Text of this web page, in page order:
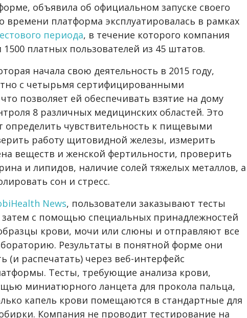
объявила об официальном запуске своего
времени платформа эксплуатировалась в рамках
периода, в течение которого компания
платных пользователей из 45 штатов.
начала свою деятельность в 2015 году,
с четырьмя сертифицированными
позволяет ей обеспечивать взятие на дому
8 различных медицинских областей. Это
определить чувствительность к пищевыми
работу щитовидной железы, измерить
веществ и женской фертильности, проверить
и липидов, наличие солей тяжелых металлов, а
сон и стресс.
News, пользователи заказывают тесты
затем с помощью специальных принадлежностей
крови, мочи или слюны и отправляют все
Результаты в понятной форме они
(и распечатать) через веб-интерфейс
Тесты, требующие анализа крови,
миниатюрного ланцета для прокола пальца,
капель крови помещаются в стандартные для
Компания не проводит тестирование на